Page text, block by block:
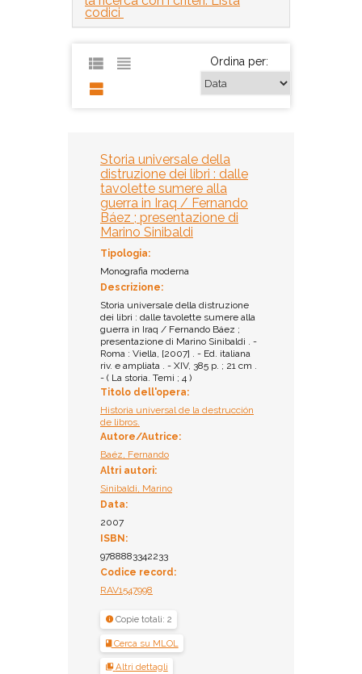
codici
Ordina per:
Storia universale della
distruzione dei libri : dalle
tavolette sumere alla
guerra in Iraq / Fernando
Báez ; presentazione di
Marino Sinibaldi
Tipologia:
Monografia moderna
Descrizione:
Storia universale della distruzione
dei libri : dalle tavolette sumere alla
guerra in Iraq / Fernando Báez ;
presentazione di Marino Sinibaldi . -
Roma : Viella, [2007] . - Ed. italiana
riv. e ampliata . - XIV, 385 p. ; 21 cm .
- ( La storia. Temi ; 4 )
Titolo dell'opera:
Historia universal de la destrucción
de libros.
Autore/Autrice:
Baéz, Fernando
Altri autori:
Sinibaldi, Marino
Data:
2007
ISBN:
9788883342233
Codice record:
RAV1547998
Copie totali: 2
Cerca su MLOL
Altri dettagli